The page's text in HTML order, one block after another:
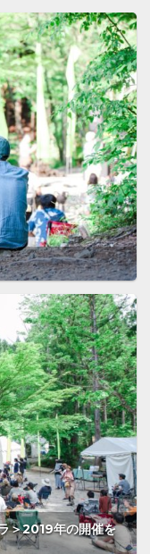
＞2019年の開催を